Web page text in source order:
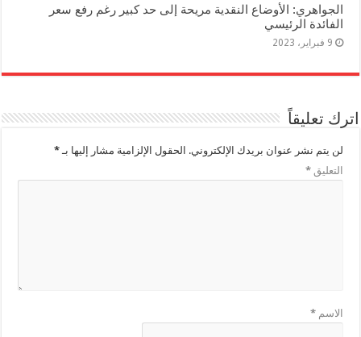
الجواهري: الأوضاع النقدية مريحة إلى حد كبير رغم رفع سعر
الفائدة الرئيسي
9 فبراير، 2023
اترك تعليقاً
لن يتم نشر عنوان بريدك الإلكتروني. الحقول الإلزامية مشار إليها بـ*
التعليق*
الاسم*